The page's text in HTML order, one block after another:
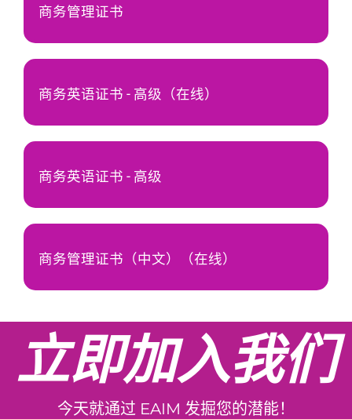
商务管理证书
商务英语证书 - 高级（在线）
商务英语证书 - 高级
商务管理证书（中文）（在线）
立即加入我们
今天就通过 EAIM 发掘您的潜能！